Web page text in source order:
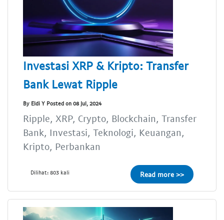
Investasi XRP & Kripto: Transfer
Bank Lewat Ripple
By Eldi Y Posted on 08 Jul, 2024
Ripple, XRP, Crypto, Blockchain, Transfer
Bank, Investasi, Teknologi, Keuangan,
Kripto, Perbankan
Dilihat: 803 kali Read more >>